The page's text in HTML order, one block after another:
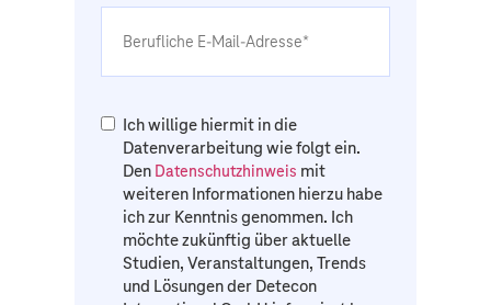
Ich willige hiermit in die
Datenverarbeitung wie folgt ein.
Den Datenschutzhinweis mit
weiteren Informationen hierzu habe
ich zur Kenntnis genommen. Ich
möchte zukünftig über aktuelle
Studien, Veranstaltungen, Trends
und Lösungen der Detecon